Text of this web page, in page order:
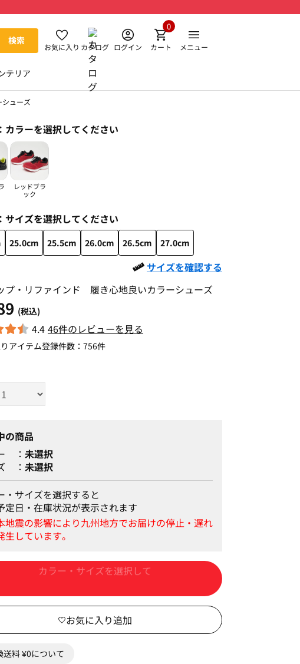
検索
お気に入り カタログ ログイン カート
0
メニュー
テリア
ューズ
カラーを選択してください
レッドブラ
ック
サイズを選択してください
25.0cm 25.5cm 26.0cm 26.5cm 27.0cm
サイズを確認する
プ・リファインド 履き心地良いカラーシューズ
(税込)
4.4 46件のレビューを見る
アイテム登録件数： 756件
の商品
未選択
未選択
・サイズを選択すると
定日・在庫状況が表示されます
カートに入れる
送料 ¥0について